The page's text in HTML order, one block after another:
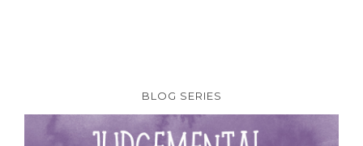
BLOG SERIES